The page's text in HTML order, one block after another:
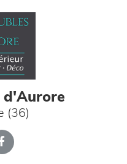
d'Aurore
(36)